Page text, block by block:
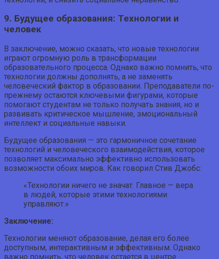
9. Будущее образования: Технологии и
человек
В заключение, можно сказать, что новые технологии
играют огромную роль в трансформации
образовательного процесса. Однако важно помнить, что
технологии должны дополнять, а не заменять
человеческий фактор в образовании. Преподаватели по-
прежнему остаются ключевыми фигурами, которые
помогают студентам не только получать знания, но и
развивать критическое мышление, эмоциональный
интеллект и социальные навыки.
Будущее образования — это гармоничное сочетание
технологий и человеческого взаимодействия, которое
позволяет максимально эффективно использовать
возможности обоих миров. Как говорил Стив Джобс:
«Технологии ничего не значат. Главное — вера
в людей, которые этими технологиями
управляют.»
Заключение:
Технологии меняют образование, делая его более
доступным, интерактивным и эффективным. Однако
важно помнить, что человек остается в центре